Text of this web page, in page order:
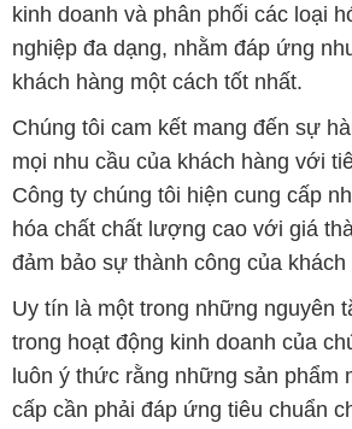
kinh doanh và phân phối các loại
nghiệp đa dạng, nhằm đáp ứng
khách hàng một cách tốt nhất.
Chúng tôi cam kết mang đến sự
mọi nhu cầu của khách hàng với
Công ty chúng tôi hiện cung cấp
hóa chất chất lượng cao với giá
đảm bảo sự thành công của khách
Uy tín là một trong những nguyên
trong hoạt động kinh doanh của
luôn ý thức rằng những sản phẩm
cấp cần phải đáp ứng tiêu chuẩn